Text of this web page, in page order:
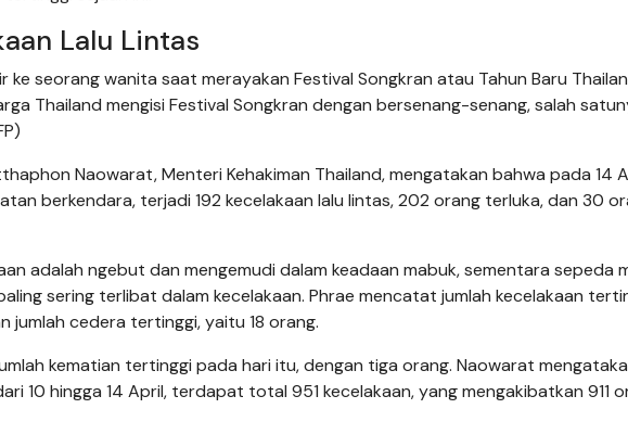
Lalu Lintas
ke seorang wanita saat merayakan Festival Songkran atau Tahun Baru
Thailand mengisi Festival Songkran dengan bersenang-senang, salah
Naowarat, Menteri Kehakiman Thailand, mengatakan bahwa pada 14
berkendara, terjadi 192 kecelakaan lalu lintas, 202 orang terluka, dan 30
adalah ngebut dan mengemudi dalam keadaan mabuk, sementara sepeda
sering terlibat dalam kecelakaan. Phrae mencatat jumlah kecelakaan
jumlah cedera tertinggi, yaitu 18 orang.
kematian tertinggi pada hari itu, dengan tiga orang. Naowarat
10 hingga 14 April, terdapat total 951 kecelakaan, yang mengakibatkan 911